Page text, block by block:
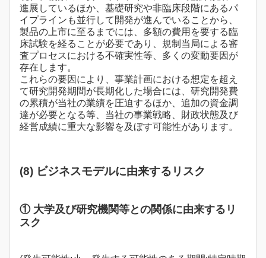
進展しているほか、基礎研究や非臨床段階にあるパ
イプラインも並行して開発が進んでいることから、
製品の上市に至るまでには、多額の費用を要する臨
床試験を経ることが必要であり、規制当局による審
査プロセスにおける不確実性等、多くの変動要因が
存在します。
これらの要因により、事業計画における想定を超え
て研究開発期間が長期化した場合には、研究開発費
の累積が当社の業績を圧迫するほか、追加の資金調
達が必要となる等、当社の事業戦略、財政状態及び
経営成績に重大な影響を及ぼす可能性があります。
(8) ビジネスモデルに由来するリスク
① 大学及び研究機関等との関係に由来するリ
スク